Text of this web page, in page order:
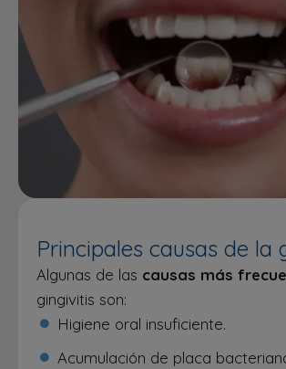
Principales causas de la
Algunas de las causas más
gingivitis son:
Higiene oral insuficiente.
Acumulación de placa